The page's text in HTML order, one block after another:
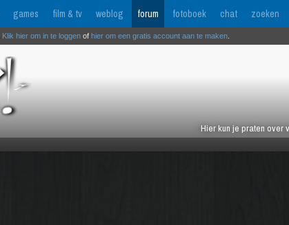
games film & tv weblog forum fotoboek chat zoeken
Hier kun je praten over
Klik hier om in te loggen of hier om een gratis account aan te maken